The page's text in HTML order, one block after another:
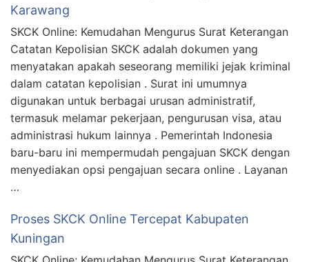
Karawang
SKCK Online: Kemudahan Mengurus Surat Keterangan
Catatan Kepolisian SKCK adalah dokumen yang
menyatakan apakah seseorang memiliki jejak kriminal
dalam catatan kepolisian . Surat ini umumnya
digunakan untuk berbagai urusan administratif,
termasuk melamar pekerjaan, pengurusan visa, atau
administrasi hukum lainnya . Pemerintah Indonesia
baru-baru ini mempermudah pengajuan SKCK dengan
menyediakan opsi pengajuan secara online . Layanan
…
Proses SKCK Online Tercepat Kabupaten
Kuningan